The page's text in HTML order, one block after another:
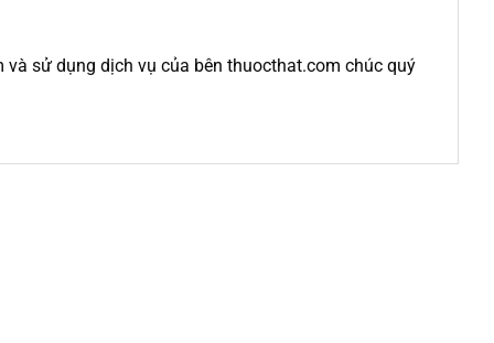
sử dụng dịch vụ của bên thuocthat.com chúc quý